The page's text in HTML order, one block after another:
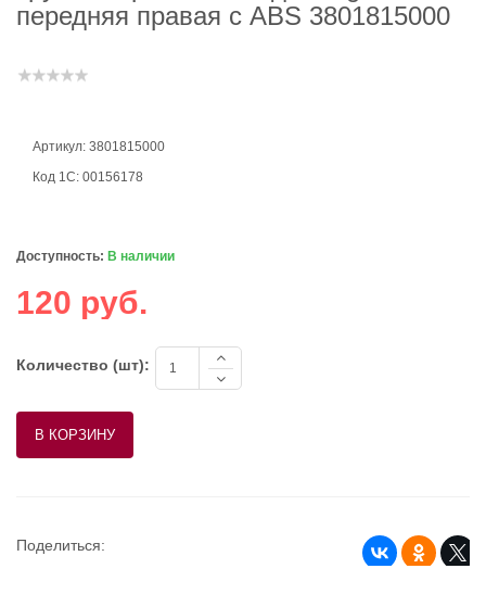
передняя правая с ABS 3801815000
Артикул: 3801815000
Код 1С: 00156178
Доступность: В наличии
120 руб.
Количество (шт):
Поделиться: